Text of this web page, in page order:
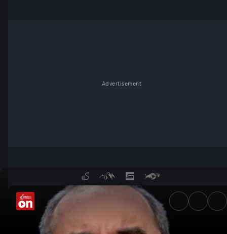
Advertisement
Wann geht der Sprit aus? -